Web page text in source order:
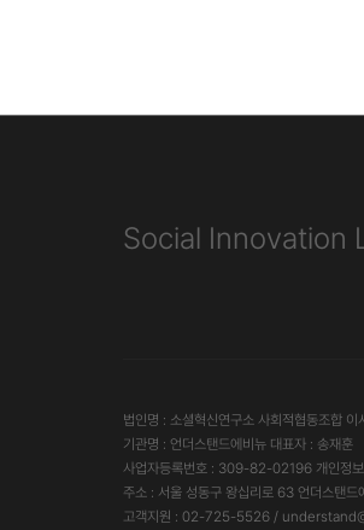
Social Innovation
법인명 : 소셜혁신연구소 사회적협동조합 이
기관명 : 언더스탠드에비뉴 대표자 : 송재훈
사업자등록번호 : 309-82-02196 개인정보
주소 : 서울 성동구 왕십리로 63 언더스탠드
고객지원 : 02-725-5526 /